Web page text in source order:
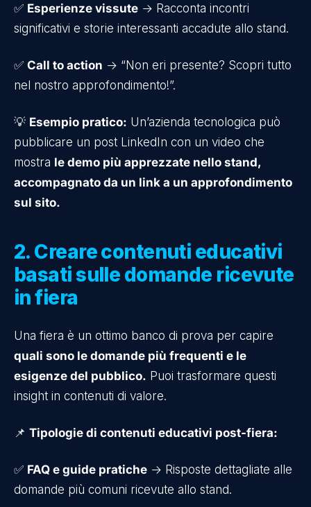
✅ Esperienze vissute → Racconta incontri
significativi e storie interessanti accadute allo stand.
✅ Call to action → “Non eri presente? Scopri tutto
nel nostro approfondimento!”.
💡 Esempio pratico: Un’azienda tecnologica può
pubblicare un post LinkedIn con un video che
mostra le demo più apprezzate nello stand,
accompagnato da un link a un approfondimento
sul sito.
2. Creare contenuti educativi
basati sulle domande ricevute
in fiera
Una fiera è un ottimo banco di prova per capire
quali sono le domande più frequenti e le
esigenze del pubblico. Puoi trasformare questi
insight in contenuti di valore.
📌 Tipologie di contenuti educativi post-fiera:
✅ FAQ e guide pratiche → Risposte dettagliate alle
domande più comuni ricevute allo stand.